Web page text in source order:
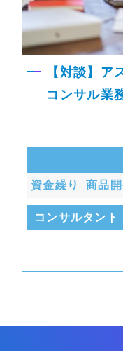
【対談】ア
コンサル業
資金繰り 商品
コンサルタント